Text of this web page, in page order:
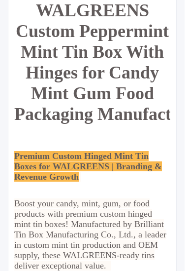
WALGREENS
Custom Peppermint
Mint Tin Box With
Hinges for Candy
Mint Gum Food
Packaging
Premium Custom Hinged Mint Tin
Boxes for WALGREENS | Branding &
Revenue Growth
Boost your candy, mint, gum, or food
products with premium custom hinged
mint tin boxes! Manufactured by Brilliant
Tin Box Manufacturing Co., Ltd., a leader
in custom mint tin production and OEM
supply, these WALGREENS-ready tins
deliver exceptional value.